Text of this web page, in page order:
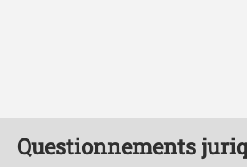
Questionnements